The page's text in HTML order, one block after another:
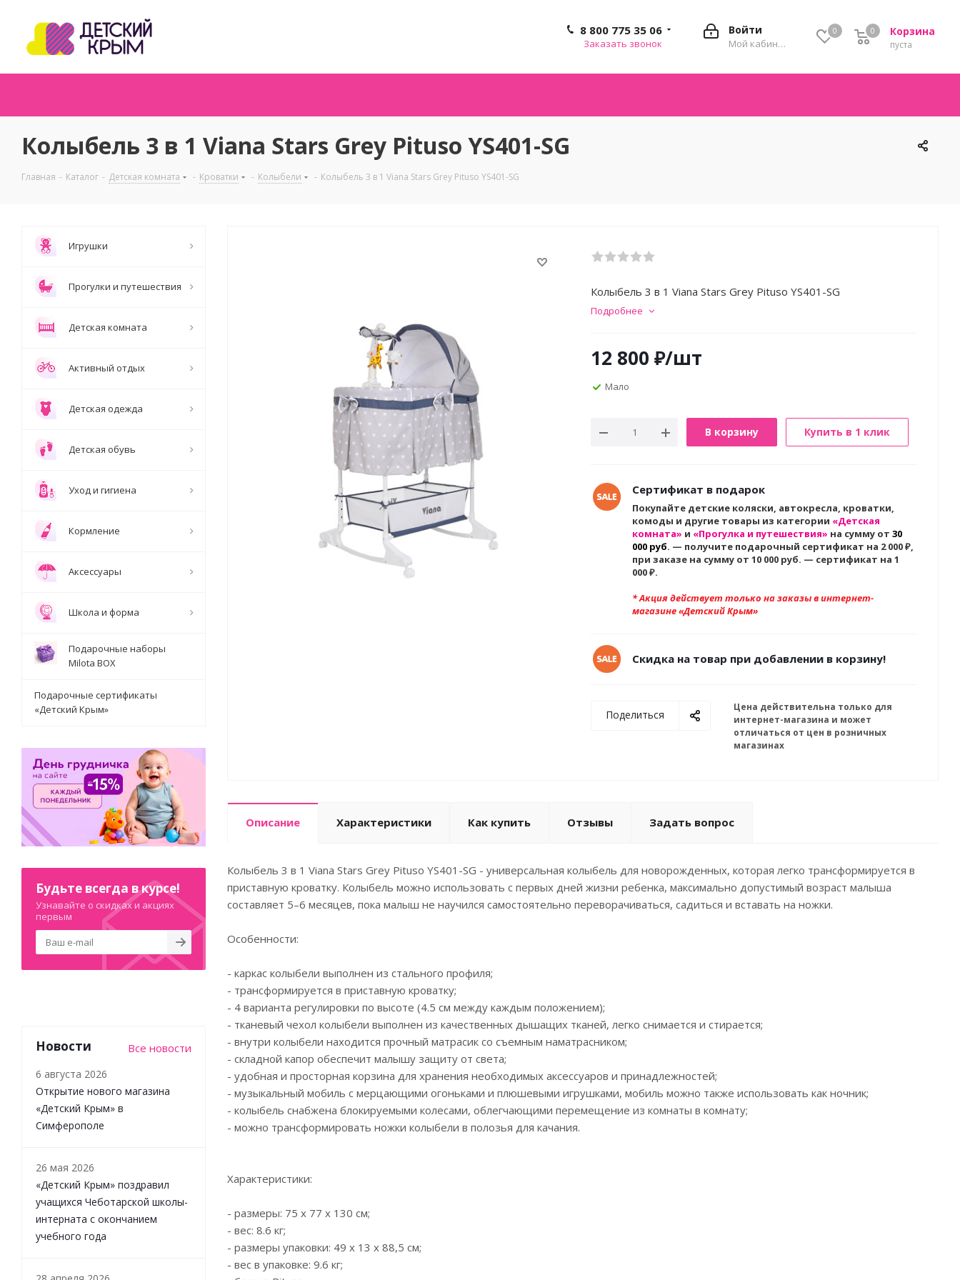
0 Корзина
0
пуста
0
Войти
Мой кабинет
8 800 775 35 06
Заказать звонок
Колыбель 3 в 1 Viana Stars Grey Pituso YS401-SG
Главная - Каталог - Детская комната - Кроватки - Колыбели - Колыбель 3 в 1 Viana Stars Grey Pituso YS401-SG
Колыбель 3 в 1 Viana Stars Grey Pituso YS401-SG
Подробнее
12 800 ₽/шт
Мало
В корзину Купить в 1 клик
Сертификат в подарок
Покупайте детские коляски, автокресла, кроватки,
комоды и другие товары из категории «Детская
комната» и «Прогулка и путешествия» на сумму от 30
000 руб. — получите подарочный сертификат на 2 000₽,
при заказе на сумму от 10 000 руб. — сертификат на 1
000 ₽.
* Акция действует только на заказы в интернет-
магазине «Детский Крым»
Скидка на товар при добавлении в корзину!
Поделиться
Цена действительна только для
интернет-магазина и может
отличаться от цен в розничных
магазинах
Описание Характеристики Как купить Отзывы Задать вопрос
Колыбель 3 в 1 Viana Stars Grey Pituso YS401-SG - универсальная колыбель для новорожденных, которая легко трансформируется в
приставную кроватку. Колыбель можно использовать с первых дней жизни ребенка, максимально допустимый возраст малыша
составляет 5–6 месяцев, пока малыш не научился самостоятельно переворачиваться, садиться и вставать на ножки.
Особенности:
- каркас колыбели выполнен из стального профиля;
- трансформируется в приставную кроватку;
- 4 варианта регулировки по высоте (4.5 см между каждым положением);
- тканевый чехол колыбели выполнен из качественных дышащих тканей, легко снимается и стирается;
- внутри колыбели находится прочный матрасик со съемным наматрасником;
- складной капор обеспечит малышу защиту от света;
- удобная и просторная корзина для хранения необходимых аксессуаров и принадлежностей;
- музыкальный мобиль с мерцающими огоньками и плюшевыми игрушками, мобиль можно также использовать как ночник;
- колыбель снабжена блокируемыми колесами, облегчающими перемещение из комнаты в комнату;
- можно трансформировать ножки колыбели в полозья для качания.
Характеристики:
- размеры: 75 х 77 х 130 см;
- вес: 8.6 кг;
- размеры упаковки: 49 х 13 х 88,5 см;
- вес в упаковке: 9.6 кг;
Игрушки
Прогулки и путешествия
Детская комната
Активный отдых
Детская одежда
Детская обувь
Уход и гигиена
Кормление
Аксессуары
Школа и форма
Подарочные наборы
Milota BOX
Подарочные сертификаты
«Детский Крым»
Будьте всегда в курсе!
Узнавайте о скидках и акциях
первым
Новости Все новости
6 августа 2026
Открытие нового магазина
«Детский Крым» в
Симферополе
26 мая 2026
«Детский Крым» поздравил
учащихся Чеботарской школы-
интерната с окончанием
учебного года